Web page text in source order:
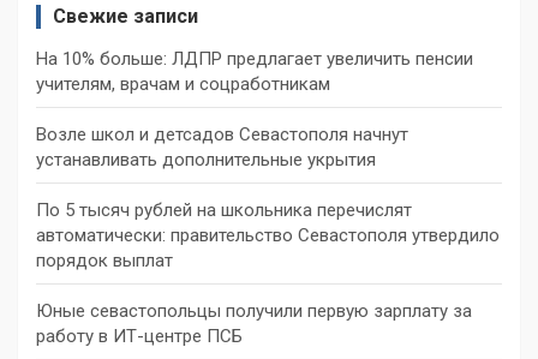
Свежие записи
На 10% больше: ЛДПР предлагает увеличить пенсии
учителям, врачам и соцработникам
Возле школ и детсадов Севастополя начнут
устанавливать дополнительные укрытия
По 5 тысяч рублей на школьника перечислят
автоматически: правительство Севастополя утвердило
порядок выплат
Юные севастопольцы получили первую зарплату за
работу в ИТ-центре ПСБ